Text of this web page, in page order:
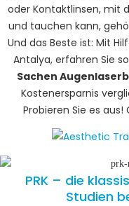
oder Kontaktlinsen, mit
und tauchen kann,
Und das Beste ist: Mit
Antalya, erfahren Sie
Sachen
Kostenersparnis
Probieren Sie es
PRK – die
Studien